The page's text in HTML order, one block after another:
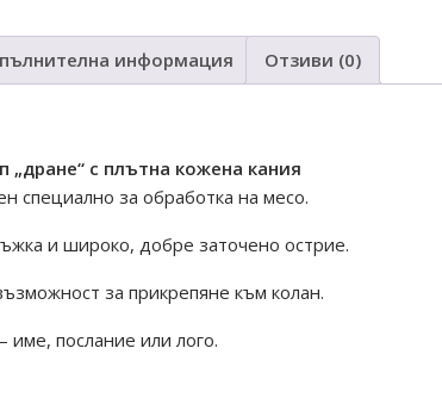
информация Отзиви (0)
„дране“ с плътна кожена кания
специално за обработка на месо.
и широко, добре заточено острие.
за прикрепяне към колан.
име, послание или лого.